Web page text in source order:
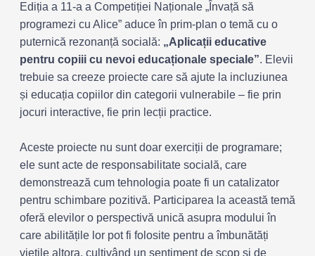
Ediția a 11-a a Competiției Naționale „Învață să
programezi cu Alice” aduce în prim-plan o temă cu o
puternică rezonanță socială: „Aplicații educative
pentru copiii cu nevoi educaționale speciale”. Elevii
trebuie sa creeze proiecte care să ajute la incluziunea
și educația copiilor din categorii vulnerabile – fie prin
jocuri interactive, fie prin lecții practice.
Aceste proiecte nu sunt doar exerciții de programare;
ele sunt acte de responsabilitate socială, care
demonstrează cum tehnologia poate fi un catalizator
pentru schimbare pozitivă. Participarea la această temă
oferă elevilor o perspectivă unică asupra modului în
care abilitățile lor pot fi folosite pentru a îmbunătăți
viețile altora, cultivând un sentiment de scop și de